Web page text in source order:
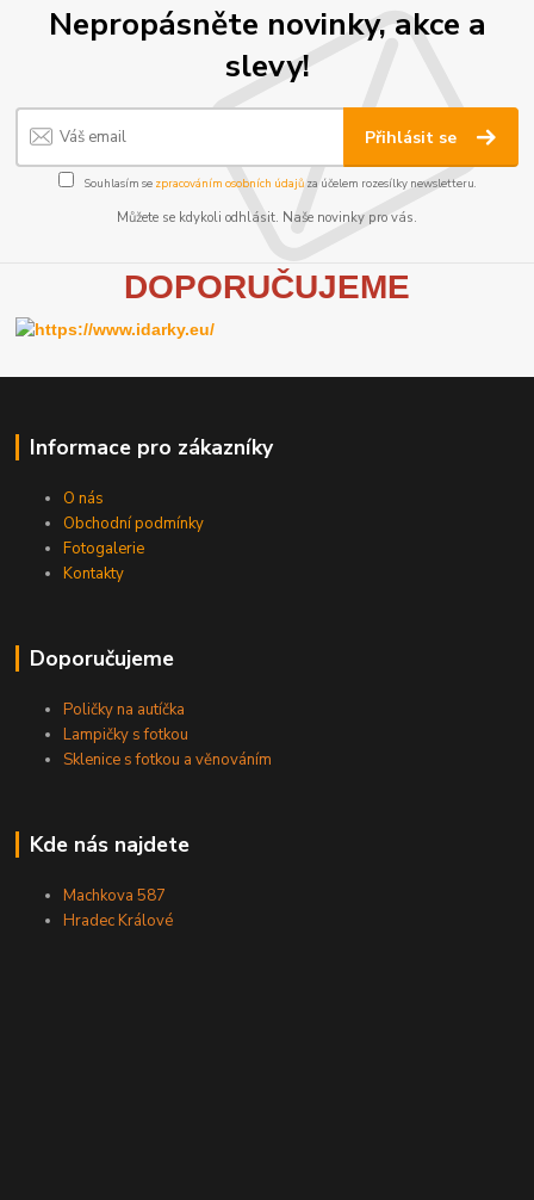
Nepropásněte novinky, akce a
slevy!
Přihlásit se
Souhlasím se zpracováním osobních údajůza účelem rozesílky newsletteru.
Můžete se kdykoli odhlásit. Naše novinky pro vás.
DOPORUČUJEME
Informace pro zákazníky
O nás
Obchodní podmínky
Fotogalerie
Kontakty
Doporučujeme
Poličky na autíčka
Lampičky s fotkou
Sklenice s fotkou a věnováním
Kde nás najdete
Machkova 587
Hradec Králové